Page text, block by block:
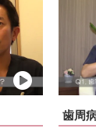
歯周